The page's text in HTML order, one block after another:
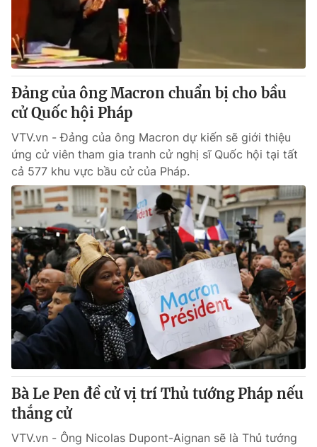
Đảng của ông Macron chuẩn bị cho bầu
cử Quốc hội Pháp
VTV.vn - Đảng của ông Macron dự kiến sẽ giới thiệu
ứng cử viên tham gia tranh cử nghị sĩ Quốc hội tại tất
cả 577 khu vực bầu cử của Pháp.
Bà Le Pen đề cử vị trí Thủ tướng Pháp nếu
thắng cử
VTV.vn - Ông Nicolas Dupont-Aignan sẽ là Thủ tướng